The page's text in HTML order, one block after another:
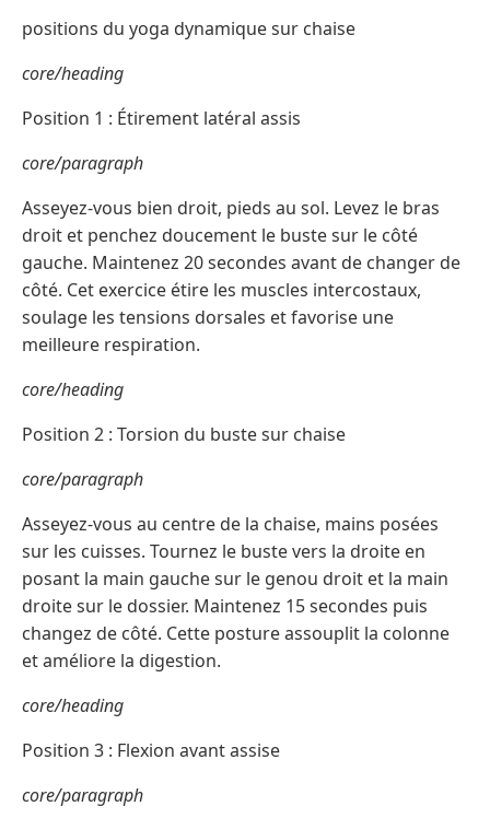
positions du yoga dynamique sur chaise
core/heading
Position 1 : Étirement latéral assis
core/paragraph
Asseyez-vous bien droit, pieds au sol. Levez le bras
droit et penchez doucement le buste sur le côté
gauche. Maintenez 20 secondes avant de changer de
côté. Cet exercice étire les muscles intercostaux,
soulage les tensions dorsales et favorise une
meilleure respiration.
core/heading
Position 2 : Torsion du buste sur chaise
core/paragraph
Asseyez-vous au centre de la chaise, mains posées
sur les cuisses. Tournez le buste vers la droite en
posant la main gauche sur le genou droit et la main
droite sur le dossier. Maintenez 15 secondes puis
changez de côté. Cette posture assouplit la colonne
et améliore la digestion.
core/heading
Position 3 : Flexion avant assise
core/paragraph